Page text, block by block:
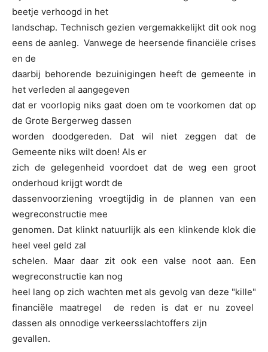
beetje verhoogd in het
landschap. Technisch gezien vergemakkelijkt dit ook nog
eens de aanleg. Vanwege de heersende financiële crises
en de
daarbij behorende bezuinigingen heeft de gemeente in
het verleden al aangegeven
dat er voorlopig niks gaat doen om te voorkomen dat op
de Grote Bergerweg dassen
worden doodgereden. Dat wil niet zeggen dat de
Gemeente niks wilt doen! Als er
zich de gelegenheid voordoet dat de weg een groot
onderhoud krijgt wordt de
dassenvoorziening vroegtijdig in de plannen van een
wegreconstructie mee
genomen. Dat klinkt natuurlijk als een klinkende klok die
heel veel geld zal
schelen. Maar daar zit ook een valse noot aan. Een
wegreconstructie kan nog
heel lang op zich wachten met als gevolg van deze "kille"
financiële maatregel de reden is dat er nu zoveel
dassen als onnodige verkeersslachtoffers zijn
gevallen.